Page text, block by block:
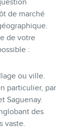
de marché
de votre
:
ou ville.
particulier, par
Saguenay.
des
vaste.